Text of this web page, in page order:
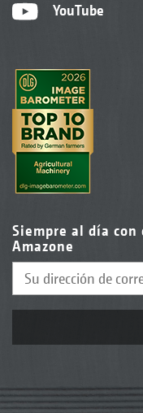
YouTube
Siempre al día
Amazone